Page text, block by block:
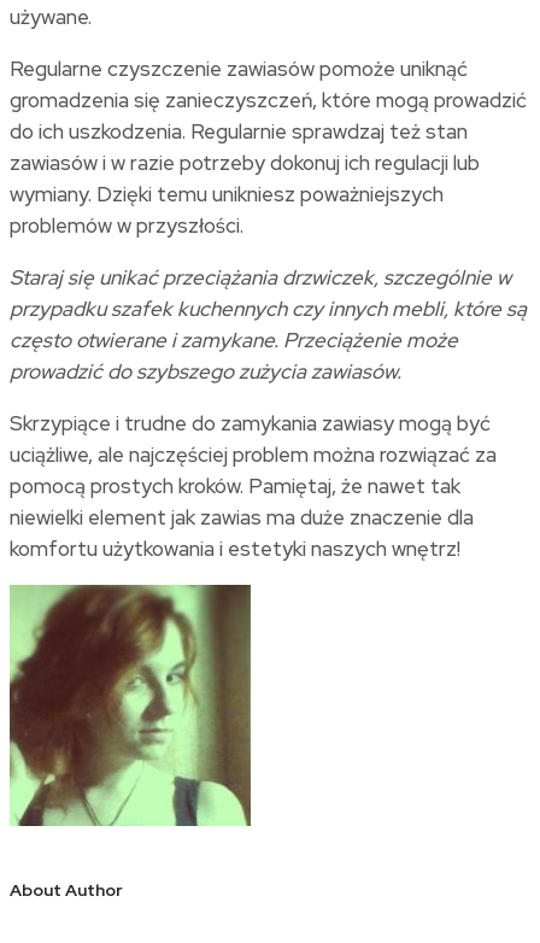
używane.
Regularne czyszczenie zawiasów pomoże uniknąć
gromadzenia się zanieczyszczeń, które mogą prowadzić
do ich uszkodzenia. Regularnie sprawdzaj też stan
zawiasów i w razie potrzeby dokonuj ich regulacji lub
wymiany. Dzięki temu unikniesz poważniejszych
problemów w przyszłości.
Staraj się unikać przeciążania drzwiczek, szczególnie w
przypadku szafek kuchennych czy innych mebli, które są
często otwierane i zamykane. Przeciążenie może
prowadzić do szybszego zużycia zawiasów.
Skrzypiące i trudne do zamykania zawiasy mogą być
uciążliwe, ale najczęściej problem można rozwiązać za
pomocą prostych kroków. Pamiętaj, że nawet tak
niewielki element jak zawias ma duże znaczenie dla
komfortu użytkowania i estetyki naszych wnętrz!
About Author